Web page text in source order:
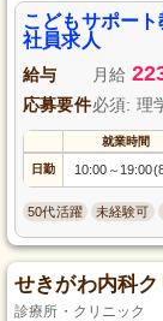
こどもサポー
社員求人
給与 月給
応募要件必須: 理
就業時間
日勤 10:00 ～
50代活躍 未経験可
せきがわ内科
診療所・クリニック